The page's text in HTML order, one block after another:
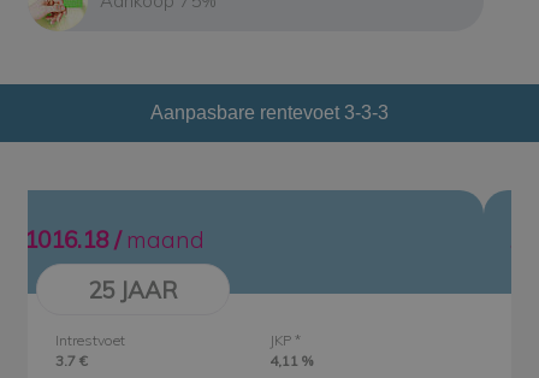
Aanpasbare rentevoet 3-3-3
1174.22 /maand
20 JAAR
Intrestvoet
3.7 €
JKP *
4,13 %